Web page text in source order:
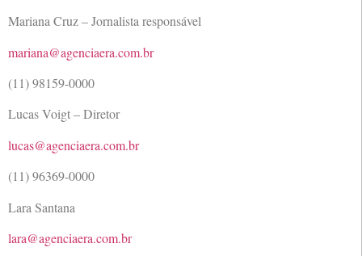
Mariana Cruz – Jornalista responsável
mariana@agenciaera.com.br
(11) 98159-0000
Lucas Voigt – Diretor
lucas@agenciaera.com.br
(11) 96369-0000
Lara Santana
lara@agenciaera.com.br